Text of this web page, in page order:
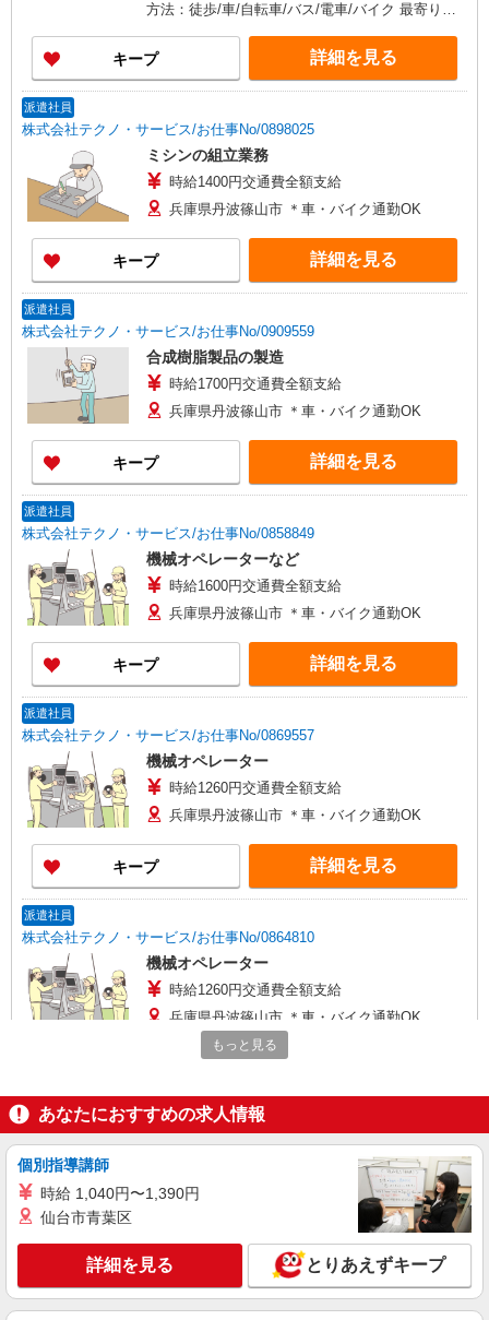
方法：徒歩/車/自転車/バス/電車/バイク 最寄り
利用OK
キープ 詳細を見る
派遣社員
株式会社テクノ・サービス/お仕事No/0898025
ミシンの組立業務
時給1400円交通費全額支給
兵庫県丹波篠山市 ＊車・バイク通勤OK
キープ 詳細を見る
派遣社員
株式会社テクノ・サービス/お仕事No/0909559
合成樹脂製品の製造
時給1700円交通費全額支給
兵庫県丹波篠山市 ＊車・バイク通勤OK
キープ 詳細を見る
派遣社員
株式会社テクノ・サービス/お仕事No/0858849
機械オペレーターなど
時給1600円交通費全額支給
兵庫県丹波篠山市 ＊車・バイク通勤OK
キープ 詳細を見る
派遣社員
株式会社テクノ・サービス/お仕事No/0869557
機械オペレーター
時給1260円交通費全額支給
兵庫県丹波篠山市 ＊車・バイク通勤OK
キープ 詳細を見る
派遣社員
株式会社テクノ・サービス/お仕事No/0864810
機械オペレーター
時給1260円交通費全額支給
兵庫県丹波篠山市 ＊車・バイク通勤OK
派遣社員
マシンオペレーター、加工作業
時給1,300円 月収例： 1300円×8時間＝10,400
円×20日＝20万8,000円 別途 交通費全額支給
キープ 詳細を見る
もっと見る
あなたにおすすめの求人情報
個別指導講師
時給 1,040円〜1,390円
仙台市青葉区
詳細を見る とりあえずキープ